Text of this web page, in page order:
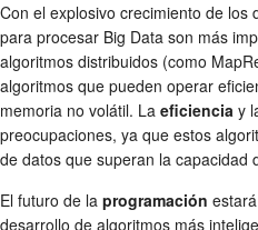
Con el explosivo crecimiento de los
para procesar Big Data son más
algoritmos distribuidos (como
algoritmos que pueden operar
memoria no volátil. La eficiencia y
preocupaciones, ya que estos
de datos que superan la capacidad
El futuro de la programación
desarrollo de algoritmos más